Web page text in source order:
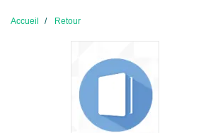
Accueil Retour